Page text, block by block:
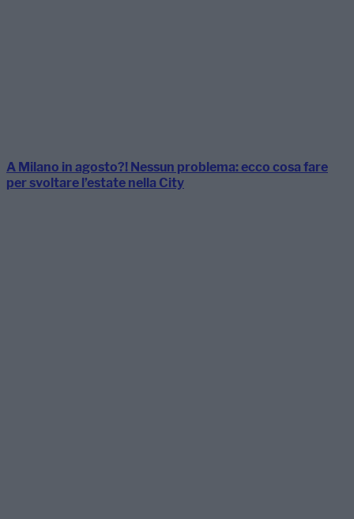
A Milano in agosto?! Nessun problema: ecco cosa fare
per svoltare l’estate nella City